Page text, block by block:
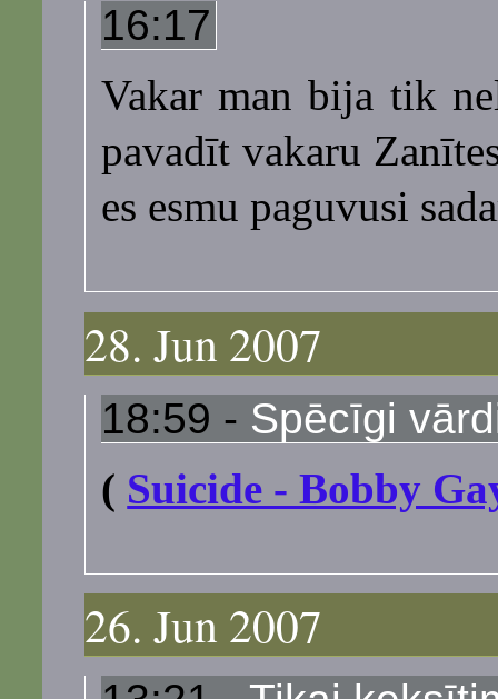
16:17
Vakar man bija tik
pavadīt vakaru
es esmu paguvusi
28. Jun 2007
18:59 - Spēcīgi
( Suicide - Bobby
26. Jun 2007